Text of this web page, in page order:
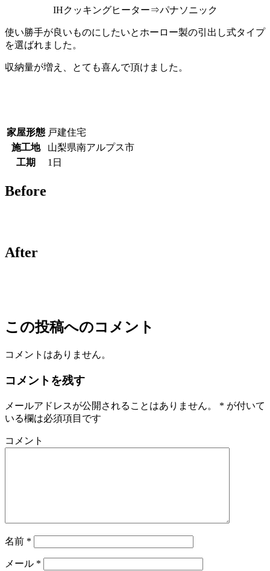
IHクッキングヒーター⇒パナソニック
使い勝手が良いものにしたいとホーロー製の引出し式タイプ
を選ばれました。
収納量が増え、とても喜んで頂けました。
家屋形態 戸建住宅
施工地
山梨県南アルプス市
工期
1日
Before
After
この投稿へのコメント
コメントはありません。
コメントを残す
メールアドレスが公開されることはありません。 * が付いて
いる欄は必須項目です
コメント
名前 *
メール *